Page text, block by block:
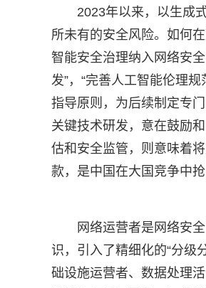
2023年以来，以生成
所未有的安全风险。如何
智能安全治理纳入网络安
发”，“完善人工智能伦理
指导原则，为后续制定专
关键技术研发，意在鼓励
估和安全监管，则意味着
款，是中国在大国竞争中
网络运营者是网络安
识，引入了精细化的“分
础设施运营者、数据处理